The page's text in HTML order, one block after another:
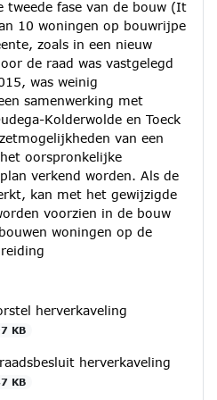
tweede fase van de bouw (It
10 woningen op bouwrijpe
zoals in een nieuw
de raad was vastgelegd
was weinig
samenwerking met
Kolderwolde en Toeck
van een
oorspronkelijke
verkend worden. Als de
kan met het gewijzigde
voorzien in de bouw
woningen op de
herverkaveling
KB
herverkaveling
KB